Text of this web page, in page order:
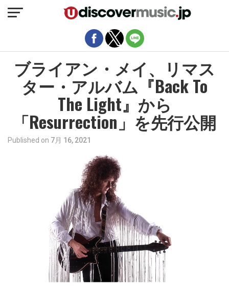
ブライアン・メイ、リマス
ター・アルバム『Back To
The Light』から
「Resurrection」を先行公開
Published on 7月 16, 2021
モバイルバージョンを終了